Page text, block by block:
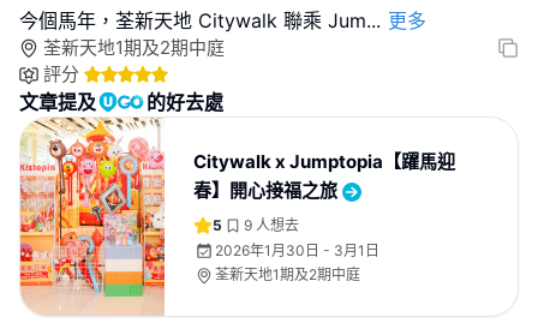
今個馬年，荃新天地 Citywalk 聯乘 Jum... 更多
荃新天地1期及2期中庭
評分
文章提及 的好去處
Citywalk x Jumptopia【躍馬迎
春】開心接福之旅
5 9 人想去
2026年1月30日 - 3月1日
荃新天地1期及2期中庭